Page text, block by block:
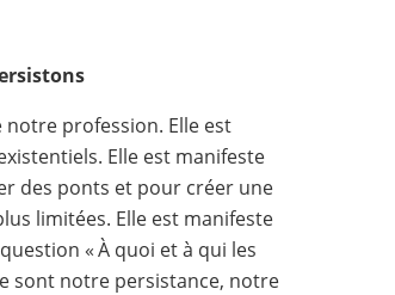
notre profession. Elle est
Elle est manifeste
des ponts et pour créer une
limitées. Elle est manifeste
« À quoi et à qui les
sont notre persistance, notre